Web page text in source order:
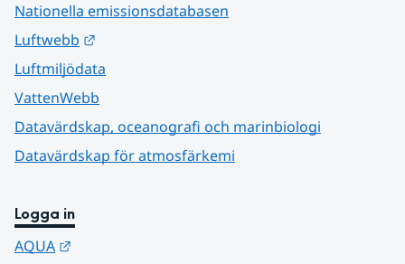
Nationella emissionsdatabasen
Luftwebb
Luftmiljödata
VattenWebb
Datavärdskap, oceanografi och marinbiologi
Datavärdskap för atmosfärkemi
Logga in
AQUA